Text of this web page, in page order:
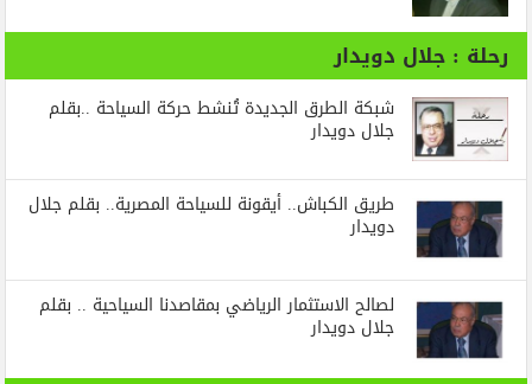
رحلة : جلال دويدار
شبكة الطرق الجديدة تُنشط حركة السياحة ..بقلم
جلال دويدار
طريق الكباش.. أيقونة للسياحة المصرية.. بقلم جلال
دويدار
لصالح الاستثمار الرياضي بمقاصدنا السياحية .. بقلم
جلال دويدار